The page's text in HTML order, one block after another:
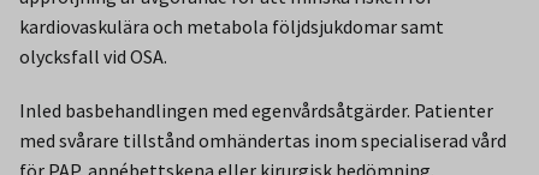
kardiovaskulära och metabola följdsjukdomar samt
olycksfall vid OSA.
Inled basbehandlingen med egenvårdsåtgärder. Patienter
med svårare tillstånd omhändertas inom specialiserad vård